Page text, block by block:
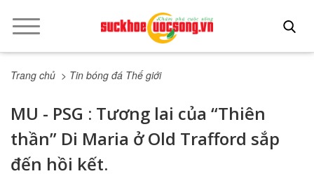
Trang chủ > Tin bóng đá Thế giới
MU - PSG : Tương lai của “Thiên
thần” Di Maria ở Old Trafford sắp
đến hồi kết.